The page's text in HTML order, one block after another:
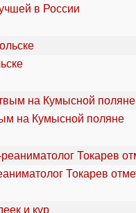
в России
на Кумысной поляне
Токарев